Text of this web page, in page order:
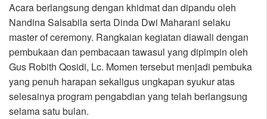
Acara berlangsung dengan khidmat dan dipandu oleh
Nandina Salsabila serta Dinda Dwi Maharani selaku
master of ceremony. Rangkaian kegiatan diawali dengan
pembukaan dan pembacaan tawasul yang dipimpin oleh
Gus Robith Qosidi, Lc. Momen tersebut menjadi pembuka
yang penuh harapan sekaligus ungkapan syukur atas
selesainya program pengabdian yang telah berlangsung
selama satu bulan.